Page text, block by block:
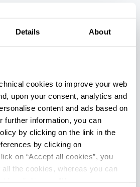
Details About
cookies to improve your web
upon your consent, analytics and
content and ads based on
further information, you can
by clicking on the link in the
by clicking on
on “Accept all cookies”, you
the cookies, whereas you can
RILIEVO
e rassegne di musica jazz
la Stagione di Opera
Comunale, l'Accademia
dell’Orchestra Mozart,
festival di cinema (il più noto
).
rinnovatoCinema
centralissima Piazza Re